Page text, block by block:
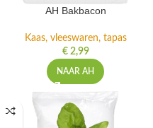
AH Bakbacon
Kaas, vleeswaren, tapas
€2,99
NAAR AH